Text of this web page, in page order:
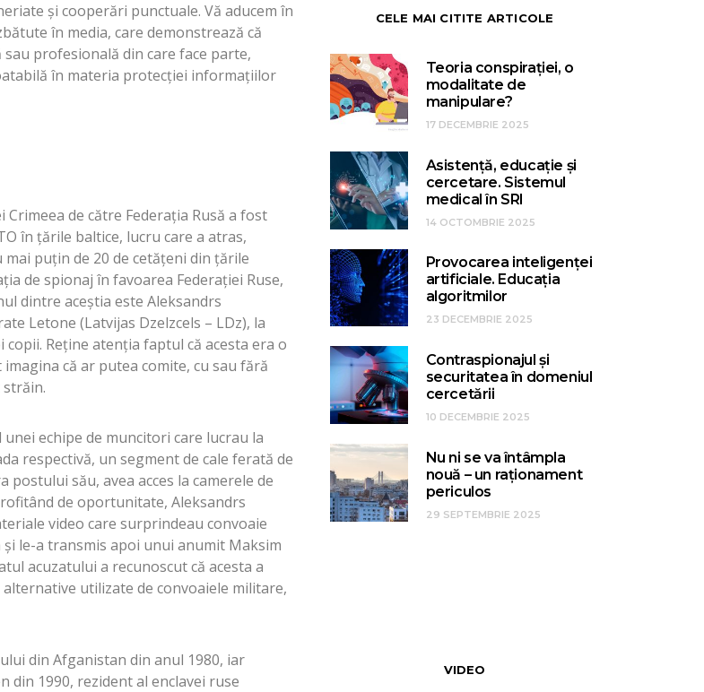
şi cooperări punctuale. Vă aducem în
în media, care demonstrează că
profesională din care face parte,
în materia protecţiei informaţiilor
de către Federaţia Rusă a fost
în ţările baltice, lucru care a atras,
puţin de 20 de cetăţeni din ţările
de spionaj în favoarea Federaţiei Ruse,
dintre aceştia este Aleksandrs
Letone (Latvijas Dzelzcels – LDz), la
copii. Reţine atenţia faptul că acesta era o
că ar putea comite, cu sau fără
echipe de muncitori care lucrau la
respectivă, un segment de cale ferată de
postului său, avea acces la camerele de
de oportunitate, Aleksandrs
video care surprindeau convoaie
le-a transmis apoi unui anumit Maksim
acuzatului a recunoscut că acesta a
utilizate de convoaiele militare,
din Afganistan din anul 1980, iar
din 1990, rezident al enclavei ruse
CELE MAI CITITE ARTICOLE
Teoria conspirației, o
modalitate de
manipulare?
17 DECEMBRIE 2025
Asistență, educație și
cercetare. Sistemul
medical în SRI
14 OCTOMBRIE 2025
Provocarea inteligenței
artificiale. Educația
algoritmilor
23 DECEMBRIE 2025
Contraspionajul și
securitatea în domeniul
cercetării
10 DECEMBRIE 2025
Nu ni se va întâmpla
nouă – un raționament
periculos
29 SEPTEMBRIE 2025
VIDEO